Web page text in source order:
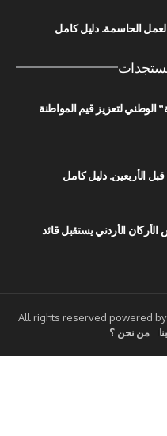
دليل كامل
قيم المواطنة
كامل
يستقبل قائد